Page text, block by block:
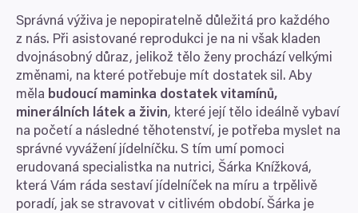
Správná výživa je nepopiratelně důležitá pro každého
z nás. Při asistované reprodukci je na ni však kladen
dvojnásobný důraz, jelikož tělo ženy prochází velkými
změnami, na které potřebuje mít dostatek sil. Aby
měla budoucí maminka dostatek vitamínů,
minerálních látek a živin, které její tělo ideálně vybaví
na početí a následné těhotenství, je potřeba myslet na
správné vyvážení jídelníčku. S tím umí pomoci
erudovaná specialistka na nutrici, Šárka Knížková,
která Vám ráda sestaví jídelníček na míru a trpělivě
poradí, jak se stravovat v citlivém období. Šárka je